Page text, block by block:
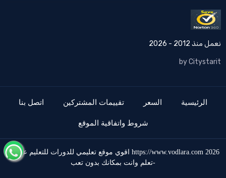
نعمل منذ 2012 - 2026
by Citystarit
الرئيسية السعر تقييمات المشتركين اتصل بنا
شروط واتفاقية الموقع
2026
https://www.vodlara.com اقوي موقع تعليمي للدورات للتعليم عن بعد
-تعلم وانت بمكانك بدون تعب